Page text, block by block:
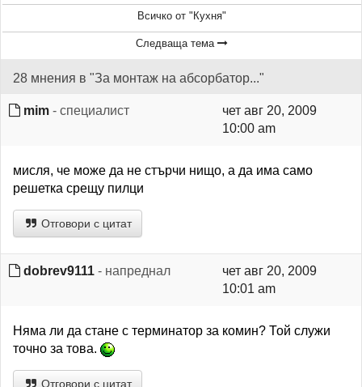
Всичко от "Кухня"
Следваща тема
28 мнения в "За монтаж на абсорбатор..."
mim - специалист
чет авг 20, 2009
10:00 am
мисля, че може да не стърчи нищо, а да има само
решетка срещу пилци
Отговори с цитат
dobrev9111 - напреднал
чет авг 20, 2009
10:01 am
Няма ли да стане с терминатор за комин? Той служи
точно за това.
Отговори с цитат